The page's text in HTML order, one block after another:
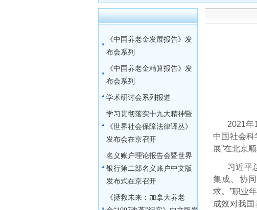
《中国养老金发展报告》发
布会系列
《中国养老金精算报告》发
布会系列
学术研讨会系列报道
学习贯彻落实十九大精神暨
《世界社会保障法律译丛》
发布会在京召开
名义账户理论报告会暨世界
银行第二部名义账户中文版
发布式在京召开
《拯救未来：加拿大养老
2021年
中国社会
展”在北京
习近平
集成、协
求。”职业
成效对我